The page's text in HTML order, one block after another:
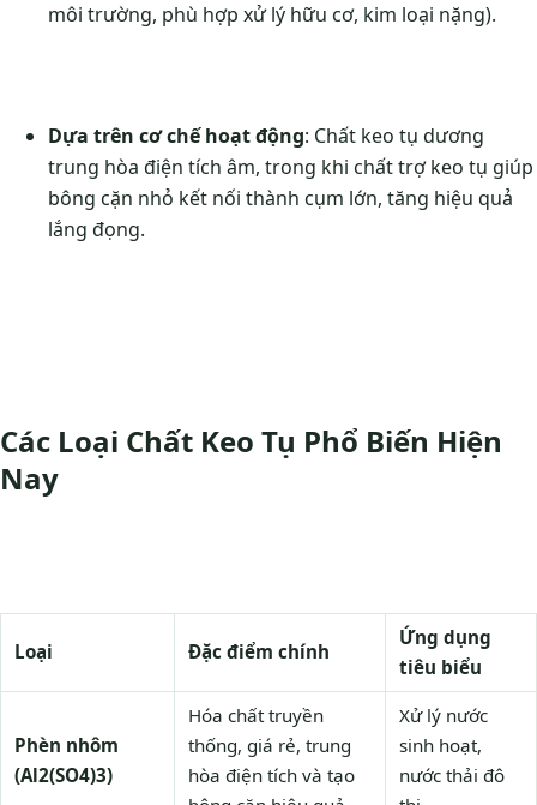
môi trường, phù hợp xử lý hữu cơ, kim loại nặng).
Dựa trên cơ chế hoạt động: Chất keo tụ dương
trung hòa điện tích âm, trong khi chất trợ keo tụ giúp
bông cặn nhỏ kết nối thành cụm lớn, tăng hiệu quả
lắng đọng.
Các Loại Chất Keo Tụ Phổ Biến Hiện
Nay
Loại Đặc điểm chính
Ứng dụng
tiêu biểu
Phèn nhôm
(Al2(SO4)3)
Hóa chất truyền
thống, giá rẻ, trung
hòa điện tích và tạo
Xử lý nước
sinh hoạt,
nước thải đô